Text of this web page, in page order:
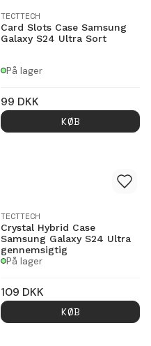
TECTTECH
Card Slots Case Samsung
Galaxy S24 Ultra Sort
På lager
99 DKK
KØB
TECTTECH
Crystal Hybrid Case
Samsung Galaxy S24 Ultra
gennemsigtig
På lager
109 DKK
KØB